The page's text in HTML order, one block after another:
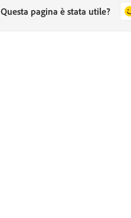
Questa pagina è stata utile?